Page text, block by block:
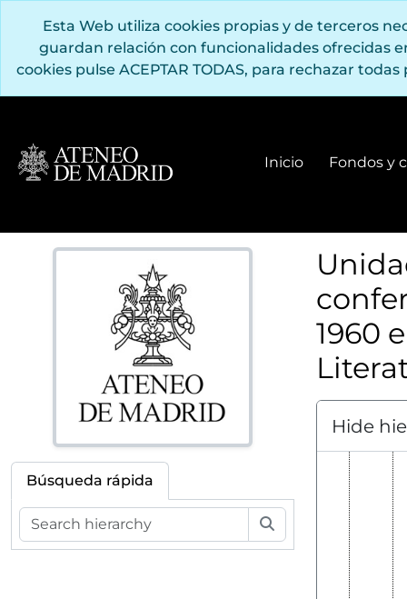
Esta Web utiliza cookies propias y de terceros
guardan relación con funcionalidades ofrecidas
cookies pulse ACEPTAR TODAS, para rechazar
Inicio Fondos y
Búsqueda rápida
1960
Hide